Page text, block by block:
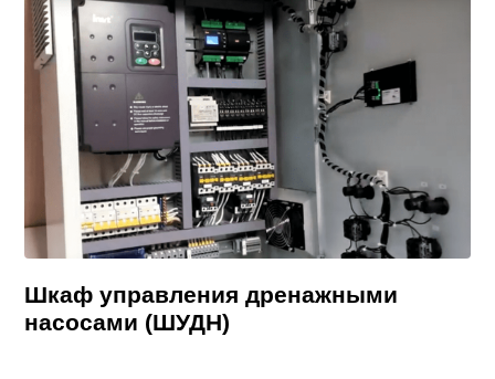
Шкаф управления дренажными
насосами (ШУДН)